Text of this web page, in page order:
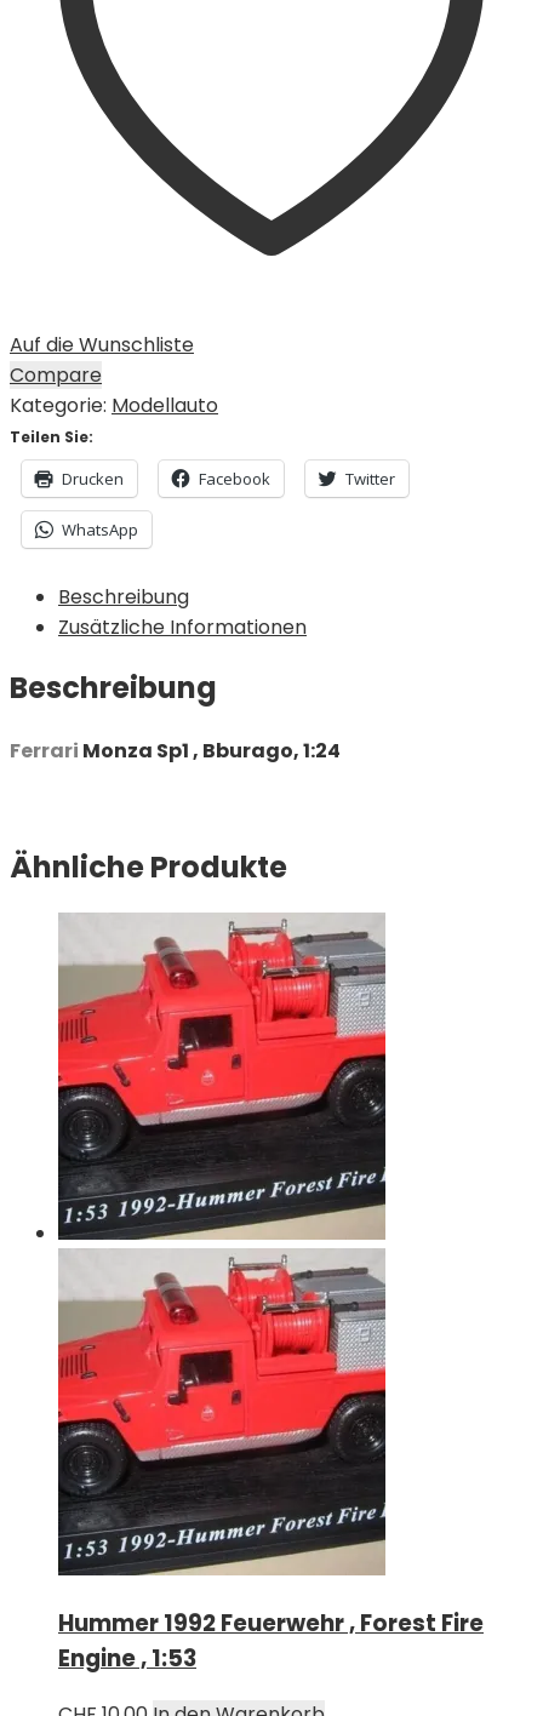
Auf die Wunschliste
Compare
Kategorie: Modellauto
Teilen Sie:
Drucken Facebook Twitter
WhatsApp
Beschreibung
Zusätzliche Informationen
Beschreibung
Ferrari Monza Sp1 , Bburago, 1:24
Ähnliche Produkte
Hummer 1992 Feuerwehr , Forest Fire
Engine , 1:53